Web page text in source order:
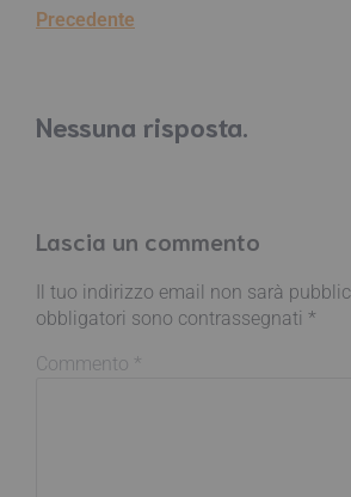
Precedente
Nessuna risposta.
Lascia un commento
Il tuo indirizzo email non sarà
obbligatori sono contrassegnati *
Commento *